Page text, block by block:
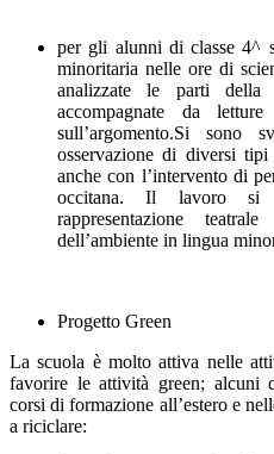
per gli alunni di classe 4^
minoritaria nelle ore di
analizzate le parti
accompagnate da
sull’argomento.Si
osservazione di diversi
anche con l’intervento di
occitana. Il lavoro si
rappresentazione
dell’ambiente in lingua
Progetto Green
La scuola è molto attiva nelle
favorire le attività green; alcuni
corsi di formazione all’estero e
a riciclare: